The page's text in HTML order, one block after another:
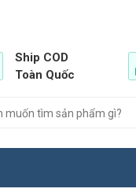
Ship COD
Toàn Quốc